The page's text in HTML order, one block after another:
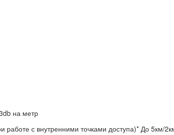
на метр
работе с внутренними точками доступа)* До 5км/